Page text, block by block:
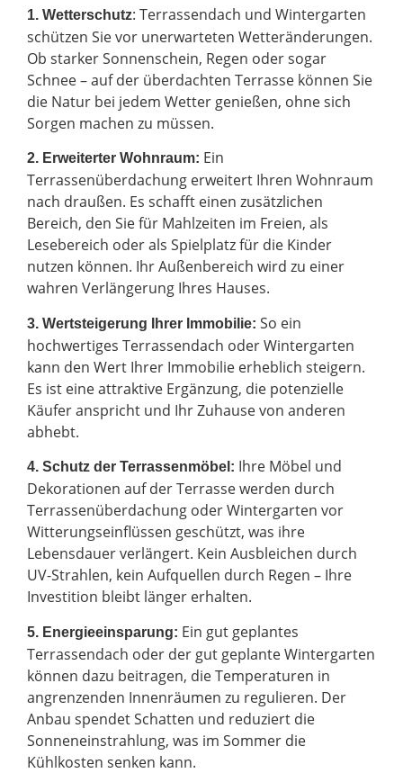
1. Wetterschutz: Terrassendach und Wintergarten
schützen Sie vor unerwarteten Wetteränderungen.
Ob starker Sonnenschein, Regen oder sogar
Schnee – auf der überdachten Terrasse können Sie
die Natur bei jedem Wetter genießen, ohne sich
Sorgen machen zu müssen.
2. Erweiterter Wohnraum: Ein
Terrassenüberdachung erweitert Ihren Wohnraum
nach draußen. Es schafft einen zusätzlichen
Bereich, den Sie für Mahlzeiten im Freien, als
Lesebereich oder als Spielplatz für die Kinder
nutzen können. Ihr Außenbereich wird zu einer
wahren Verlängerung Ihres Hauses.
3. Wertsteigerung Ihrer Immobilie: So ein
hochwertiges Terrassendach oder Wintergarten
kann den Wert Ihrer Immobilie erheblich steigern.
Es ist eine attraktive Ergänzung, die potenzielle
Käufer anspricht und Ihr Zuhause von anderen
abhebt.
4. Schutz der Terrassenmöbel: Ihre Möbel und
Dekorationen auf der Terrasse werden durch
Terrassenüberdachung oder Wintergarten vor
Witterungseinflüssen geschützt, was ihre
Lebensdauer verlängert. Kein Ausbleichen durch
UV-Strahlen, kein Aufquellen durch Regen – Ihre
Investition bleibt länger erhalten.
5. Energieeinsparung: Ein gut geplantes
Terrassendach oder der gut geplante Wintergarten
können dazu beitragen, die Temperaturen in
angrenzenden Innenräumen zu regulieren. Der
Anbau spendet Schatten und reduziert die
Sonneneinstrahlung, was im Sommer die
Kühlkosten senken kann.